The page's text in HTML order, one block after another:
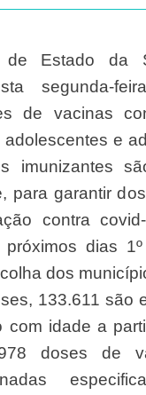
de Estado da
segunda-
de vacinas
adolescentes e
imunizantes
para garantir
contra
próximos dias
dos
com idade a
doses de